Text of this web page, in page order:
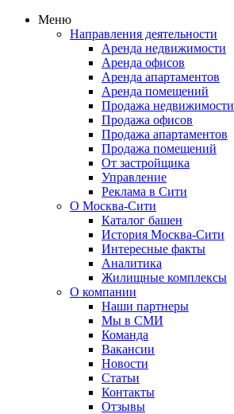
Меню
Направления деятельности
Аренда недвижимости
Аренда офисов
Аренда апартаментов
Аренда помещений
Продажа недвижимости
Продажа офисов
Продажа апартаментов
Продажа помещений
От застройщика
Управление
Реклама в Сити
О Москва-Сити
Каталог башен
История Москва-Сити
Интересные факты
Аналитика
Жилищные комплексы
О компании
Наши партнеры
Мы в СМИ
Команда
Вакансии
Новости
Статьи
Контакты
Отзывы